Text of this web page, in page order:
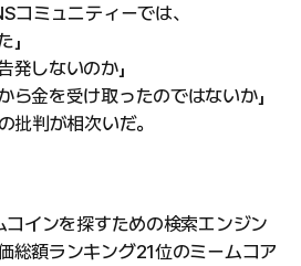
コミュニティーでは、
」
発しないのか」
ら金を受け取ったのではないか」
批判が相次いだ。
コインを探すための検索エンジン
総額ランキング21位のミームコア